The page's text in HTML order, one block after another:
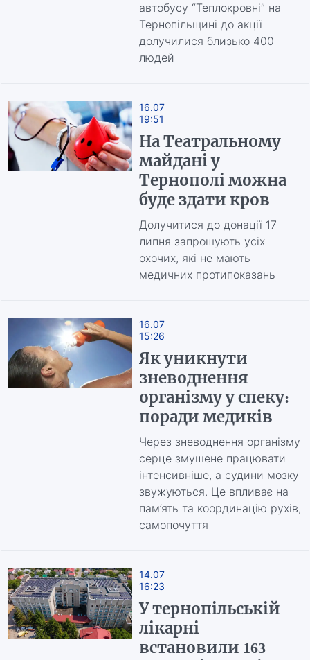
автобусу “Теплокровні” на
Тернопільщині до акції
долучилися близько 400
людей
16.07
19:51
На Театральному
майдані у
Тернополі можна
буде здати кров
Долучитися до донації 17
липня запрошують усіх
охочих, які не мають
медичних протипоказань
16.07
15:26
Як уникнути
зневоднення
організму у спеку:
поради медиків
Через зневоднення організму
серце змушене працювати
інтенсивніше, а судини мозку
звужуються. Це впливає на
пам’ять та координацію рухів,
самопочуття
14.07
16:23
У тернопільській
лікарні
встановили 163